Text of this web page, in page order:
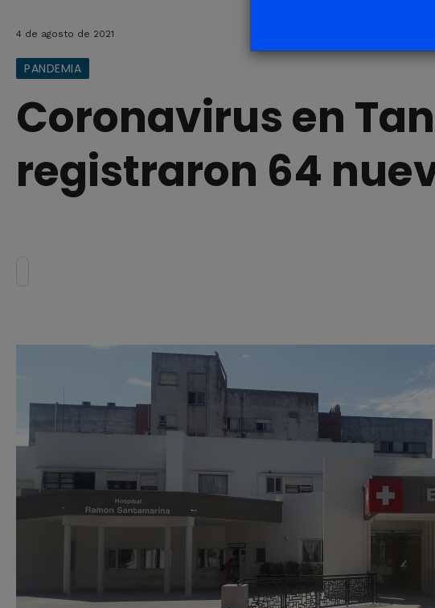
4 de agosto de 2021
PANDEMIA
Coronavirus en
registraron 64